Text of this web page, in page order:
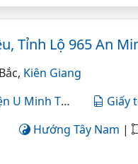
Tỉnh Lộ 965 An
Kiên Giang
Minh Thượng, Kiên
Giấy
Hướng Tây Nam |